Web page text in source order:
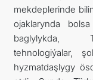
mekdeplerinde
ojaklarynda
baglylykda,
tehnologiýalar,
hyzmatdaşlygy